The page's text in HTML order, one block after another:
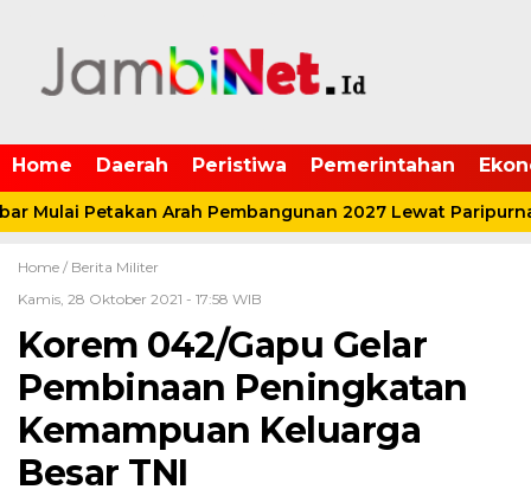
Home Daerah Peristiwa Pemerintahan
Mulai Petakan Arah Pembangunan 2027 Lewat Paripurna
Home / Berita Militer
Kamis, 28 Oktober 2021 - 17:58 WIB
Korem 042/Gapu Gelar
Pembinaan Peningkatan
Kemampuan Keluarga
Besar TNI